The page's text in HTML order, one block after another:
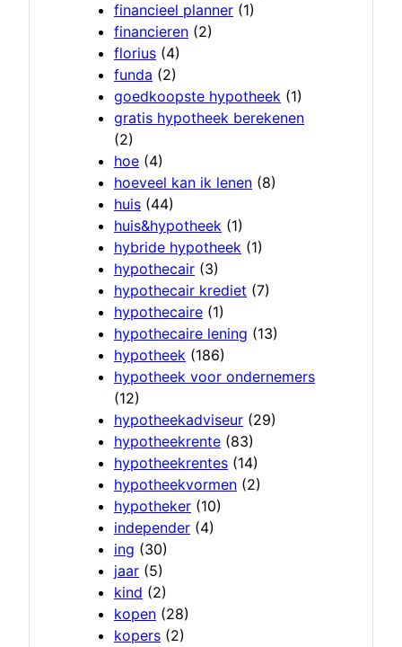
financieel planner (1)
financieren (2)
florius (4)
funda (2)
goedkoopste hypotheek (1)
gratis hypotheek berekenen
(2)
hoe (4)
hoeveel kan ik lenen (8)
huis (44)
huis&hypotheek (1)
hybride hypotheek (1)
hypothecair (3)
hypothecair krediet (7)
hypothecaire (1)
hypothecaire lening (13)
hypotheek (186)
hypotheek voor ondernemers
(12)
hypotheekadviseur (29)
hypotheekrente (83)
hypotheekrentes (14)
hypotheekvormen (2)
hypotheker (10)
independer (4)
ing (30)
jaar (5)
kind (2)
kopen (28)
kopers (2)